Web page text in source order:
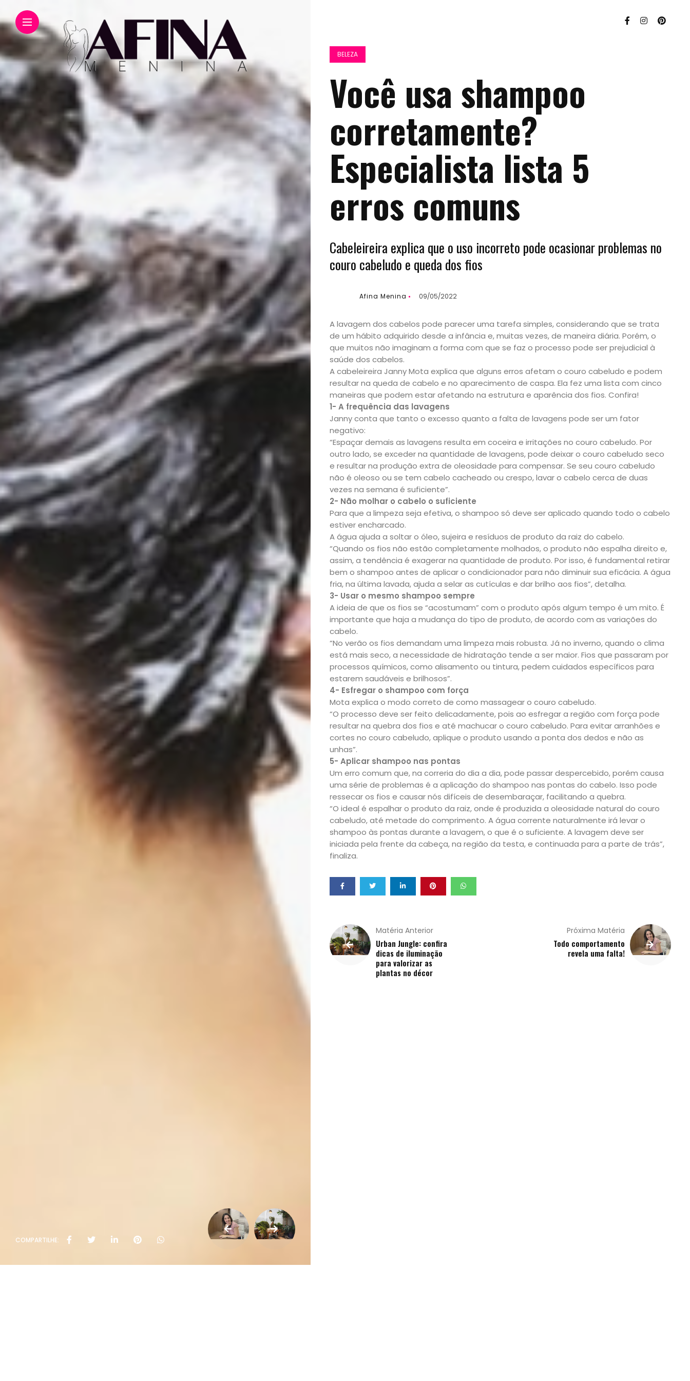
Início
Academia
Beleza
Bora
lá!
Casa
e
Decoração
Exclusiva
Homem
Mães
&
Filhos
Notícias
Opinião
Pets
Receitas
Saúde
COMPARTILHE:
BELEZA
Você usa shampoo
corretamente?
Especialista lista 5
erros comuns
Cabeleireira explica que o uso incorreto pode ocasionar problemas no
couro cabeludo e queda dos fios
Afina Menina 09/05/2022
A lavagem dos cabelos pode parecer uma tarefa simples, considerando que se trata
de um hábito adquirido desde a infância e, muitas vezes, de maneira diária. Porém, o
que muitos não imaginam a forma com que se faz o processo pode ser prejudicial à
saúde dos cabelos.
A cabeleireira Janny Mota explica que alguns erros afetam o couro cabeludo e podem
resultar na queda de cabelo e no aparecimento de caspa. Ela fez uma lista com cinco
maneiras que podem estar afetando na estrutura e aparência dos fios. Confira!
1- A frequência das lavagens
Janny conta que tanto o excesso quanto a falta de lavagens pode ser um fator
negativo:
“Espaçar demais as lavagens resulta em coceira e irritações no couro cabeludo. Por
outro lado, se exceder na quantidade de lavagens, pode deixar o couro cabeludo seco
e resultar na produção extra de oleosidade para compensar. Se seu couro cabeludo
não é oleoso ou se tem cabelo cacheado ou crespo, lavar o cabelo cerca de duas
vezes na semana é suficiente”.
2- Não molhar o cabelo o suficiente
Para que a limpeza seja efetiva, o shampoo só deve ser aplicado quando todo o cabelo
estiver encharcado.
A água ajuda a soltar o óleo, sujeira e resíduos de produto da raiz do cabelo.
“Quando os fios não estão completamente molhados, o produto não espalha direito e,
assim, a tendência é exagerar na quantidade de produto. Por isso, é fundamental retirar
bem o shampoo antes de aplicar o condicionador para não diminuir sua eficácia. A água
fria, na última lavada, ajuda a selar as cutículas e dar brilho aos fios”, detalha.
3- Usar o mesmo shampoo sempre
A ideia de que os fios se “acostumam” com o produto após algum tempo é um mito. É
importante que haja a mudança do tipo de produto, de acordo com as variações do
cabelo.
“No verão os fios demandam uma limpeza mais robusta. Já no inverno, quando o clima
está mais seco, a necessidade de hidratação tende a ser maior. Fios que passaram por
processos químicos, como alisamento ou tintura, pedem cuidados específicos para
estarem saudáveis e brilhosos”.
4- Esfregar o shampoo com força
Mota explica o modo correto de como massagear o couro cabeludo.
“O processo deve ser feito delicadamente, pois ao esfregar a região com força pode
resultar na quebra dos fios e até machucar o couro cabeludo. Para evitar arranhões e
cortes no couro cabeludo, aplique o produto usando a ponta dos dedos e não as
unhas”.
5- Aplicar shampoo nas pontas
Um erro comum que, na correria do dia a dia, pode passar despercebido, porém causa
uma série de problemas é a aplicação do shampoo nas pontas do cabelo. Isso pode
ressecar os fios e causar nós difíceis de desembaraçar, facilitando a quebra.
“O ideal é espalhar o produto da raiz, onde é produzida a oleosidade natural do couro
cabeludo, até metade do comprimento. A água corrente naturalmente irá levar o
shampoo às pontas durante a lavagem, o que é o suficiente. A lavagem deve ser
iniciada pela frente da cabeça, na região da testa, e continuada para a parte de trás”,
finaliza.
Matéria Anterior
Urban Jungle: confira
dicas de iluminação
para valorizar as
plantas no décor
Próxima Matéria
Todo comportamento
revela uma falta!